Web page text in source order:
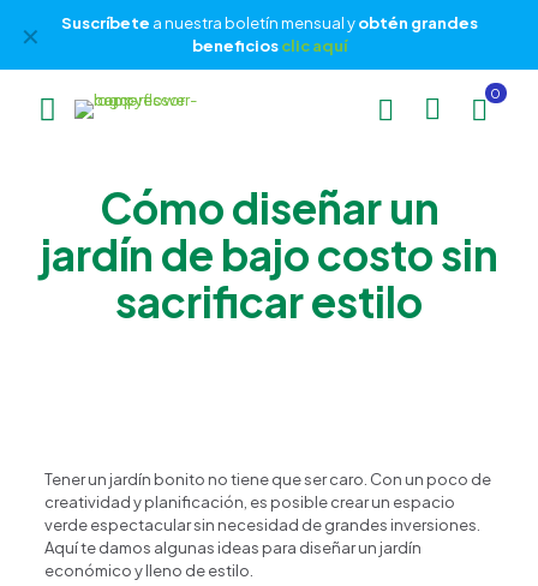
Suscríbete a nuestra boletín mensual yobtén grandes
beneficiosclic aquí
✕
0
Cómo diseñar un
jardín de bajo costo sin
sacrificar estilo
Tener un jardín bonito no tiene que ser caro. Con un poco de
creatividad y planificación, es posible crear un espacio
verde espectacular sin necesidad de grandes inversiones.
Aquí te damos algunas ideas para diseñar un jardín
económico y lleno de estilo.